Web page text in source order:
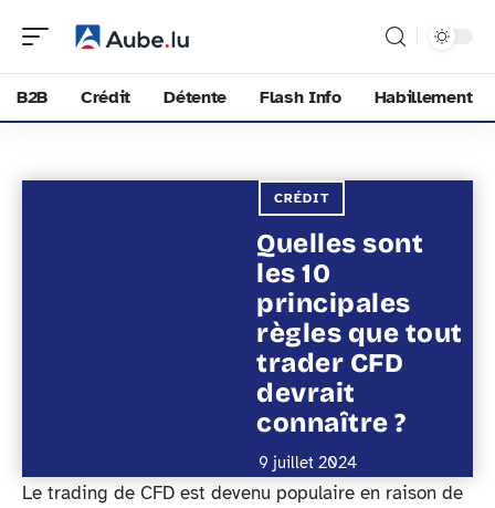
B2B Crédit Détente Flash Info Habillement
CRÉDIT
Quelles sont
les 10
principales
règles que tout
trader CFD
devrait
connaître ?
9 juillet 2024
Le trading de CFD est devenu populaire en raison de